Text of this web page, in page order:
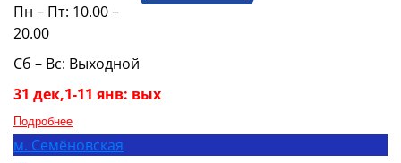
Пн – Пт: 10.00 –
20.00
Сб – Вс: Выходной
31 дек,1-11 янв: вых
Подробнее
м. Семёновская